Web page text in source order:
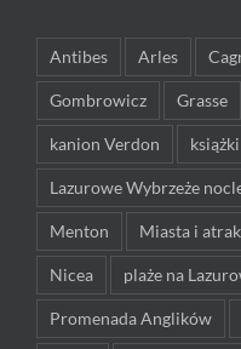
Antibes Arles
Gombrowicz Grasse
kanion Verdon książki
Lazurowe Wybrzeże
Menton Miasta i
Nicea plaże na
Promenada Anglików